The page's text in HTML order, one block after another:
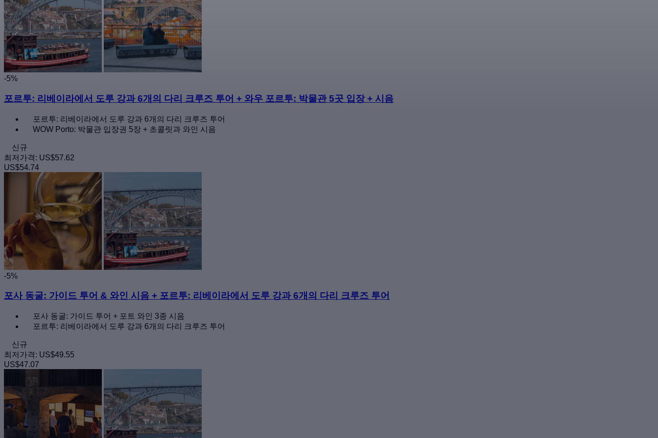
-5%
포르투: 리베이라에서 도루 강과 6개의 다리 크루즈 투어 + 와우 포르투: 박물관 5곳 입장 + 시음
포르투: 리베이라에서 도루 강과 6개의 다리 크루즈 투어
WOW Porto: 박물관 입장권 5장 + 초콜릿과 와인 시음
신규
최저가격: US$57.62
US$54.74
-5%
포사 동굴: 가이드 투어 & 와인 시음 + 포르투: 리베이라에서 도루 강과 6개의 다리 크루즈 투어
포사 동굴: 가이드 투어 + 포트 와인 3종 시음
포르투: 리베이라에서 도루 강과 6개의 다리 크루즈 투어
신규
최저가격: US$49.55
US$47.07